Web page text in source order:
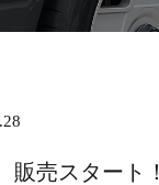
売スタート！